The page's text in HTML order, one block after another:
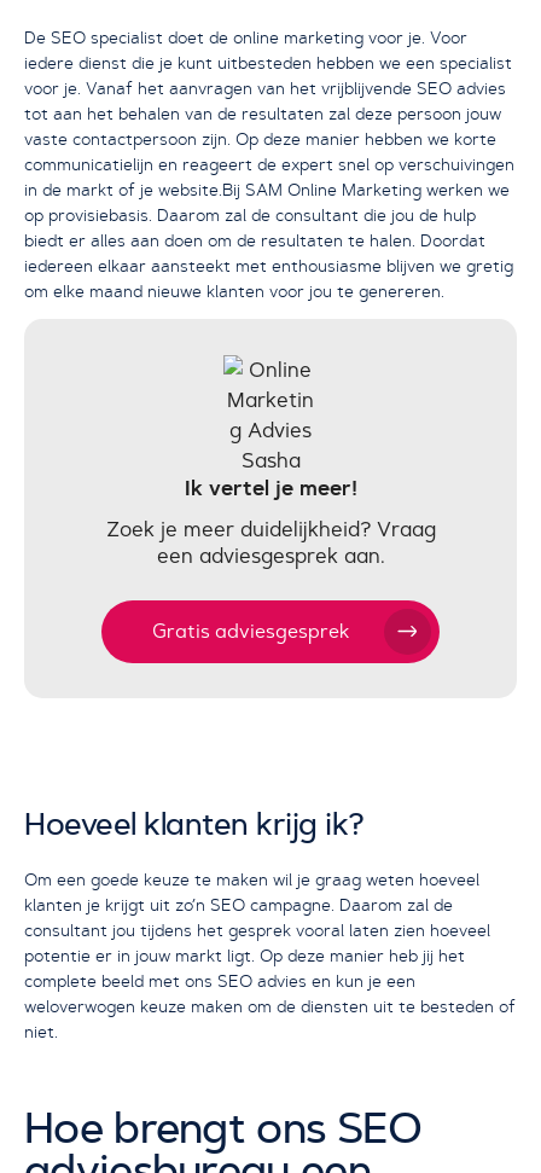
De SEO specialist doet de online marketing voor je. Voor
iedere dienst die je kunt uitbesteden hebben we een specialist
voor je. Vanaf het aanvragen van het vrijblijvende SEO advies
tot aan het behalen van de resultaten zal deze persoon jouw
vaste contactpersoon zijn. Op deze manier hebben we korte
communicatielijn en reageert de expert snel op verschuivingen
in de markt of je website.Bij SAM Online Marketing werken we
op provisiebasis. Daarom zal de consultant die jou de hulp
biedt er alles aan doen om de resultaten te halen. Doordat
iedereen elkaar aansteekt met enthousiasme blijven we gretig
om elke maand nieuwe klanten voor jou te genereren.
Ik vertel je meer!
Zoek je meer duidelijkheid? Vraag
een adviesgesprek aan.
Gratis adviesgesprek
Hoeveel klanten krijg ik?
Om een goede keuze te maken wil je graag weten hoeveel
klanten je krijgt uit zo’n SEO campagne. Daarom zal de
consultant jou tijdens het gesprek vooral laten zien hoeveel
potentie er in jouw markt ligt. Op deze manier heb jij het
complete beeld met ons SEO advies en kun je een
weloverwogen keuze maken om de diensten uit te besteden of
niet.
Hoe brengt ons SEO